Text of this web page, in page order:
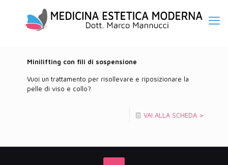
Minilifting con fili di sospensione
Vuoi un trattamento per risollevare e riposizionare la
pelle di viso e collo?
VAI ALLA SCHEDA >